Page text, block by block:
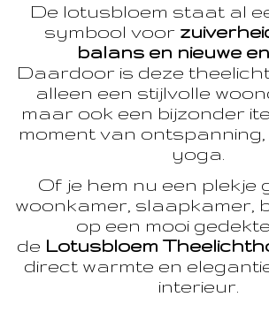
De lotusbloem staat al
symbool voor
balans en nieuwe
Daardoor is deze
alleen een stijlvolle
maar ook een bijzonder
moment van
yoga.
Of je hem nu een plekje
woonkamer, slaapkamer,
op een mooi
de Lotusbloem
direct warmte en
interieur.